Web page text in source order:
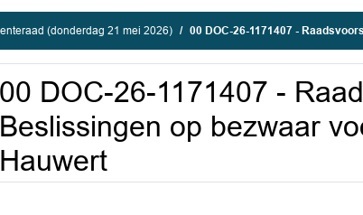
(donderdag 21 mei 2026) 00 DOC-26-1171407 - Raadsvoorstel Beslissingen
00 DOC-26-1171407 -
Beslissingen op bezwaar
Hauwert